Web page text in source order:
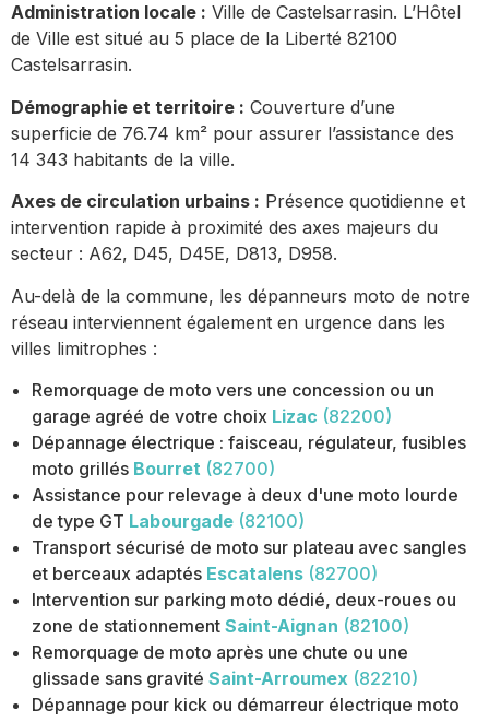
Administration locale : Ville de Castelsarrasin. L’Hôtel
de Ville est situé au 5 place de la Liberté 82100
Castelsarrasin.
Démographie et territoire : Couverture d’une
superficie de 76.74 km² pour assurer l’assistance des
14 343 habitants de la ville.
Axes de circulation urbains : Présence quotidienne et
intervention rapide à proximité des axes majeurs du
secteur : A62, D45, D45E, D813, D958.
Au-delà de la commune, les dépanneurs moto de notre
réseau interviennent également en urgence dans les
villes limitrophes :
Remorquage de moto vers une concession ou un
garage agréé de votre choix Lizac (82200)
Dépannage électrique : faisceau, régulateur, fusibles
moto grillés Bourret (82700)
Assistance pour relevage à deux d'une moto lourde
de type GT Labourgade (82100)
Transport sécurisé de moto sur plateau avec sangles
et berceaux adaptés Escatalens (82700)
Intervention sur parking moto dédié, deux-roues ou
zone de stationnement Saint-Aignan (82100)
Remorquage de moto après une chute ou une
glissade sans gravité Saint-Arroumex (82210)
Dépannage pour kick ou démarreur électrique moto